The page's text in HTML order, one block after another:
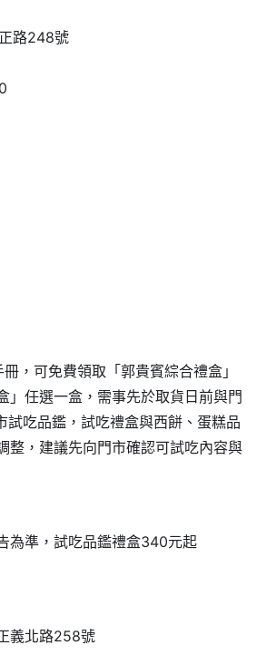
」任選一盒，需事先於取貨日前與門
吃品鑑，試吃禮盒與西餅、蛋糕品
整，建議先向門市確認可試吃內容與
為準，試吃品鑑禮盒340元起
義北路258號
02-29841796
門街57號